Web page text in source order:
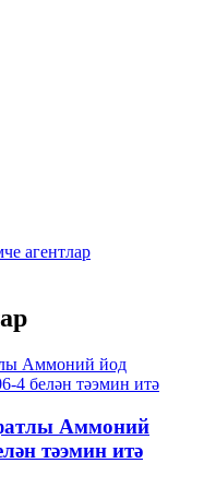
агентлар
Аммоний
тәэмин итә